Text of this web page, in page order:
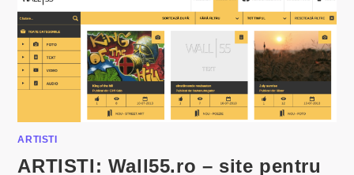
FINAL
DE
CONCERT
ARTISTI
ARTISTI: Wall55.ro – site pentru